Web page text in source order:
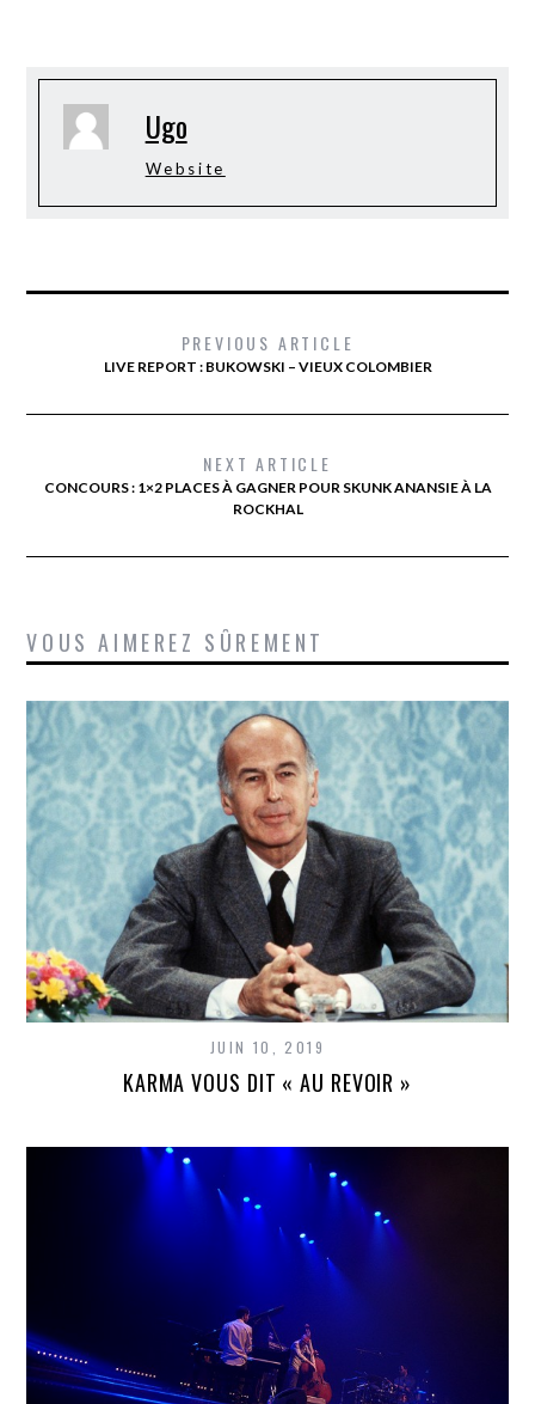
Ugo
Website
PREVIOUS ARTICLE
LIVE REPORT : BUKOWSKI – VIEUX COLOMBIER
NEXT ARTICLE
CONCOURS : 1×2 PLACES À GAGNER POUR SKUNK ANANSIE À LA
ROCKHAL
VOUS AIMEREZ SÛREMENT
JUIN 10, 2019
KARMA VOUS DIT « AU REVOIR »